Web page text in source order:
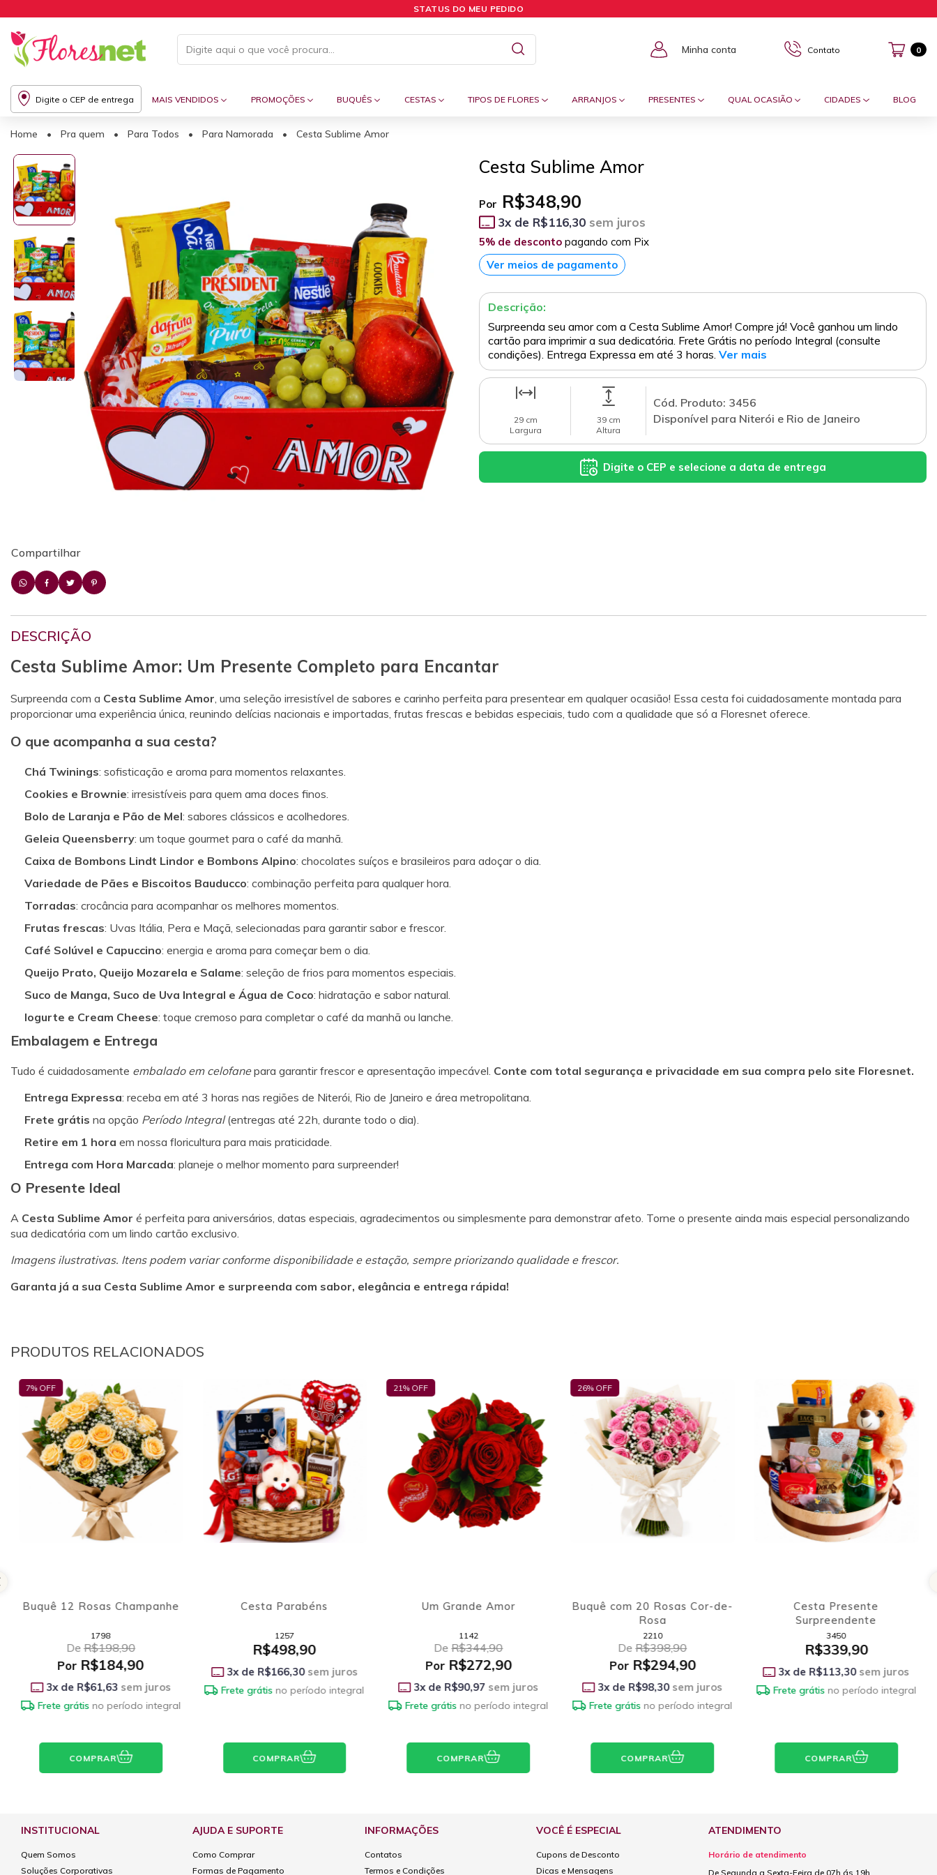
STATUS DO MEU PEDIDO
Minha conta Contato 0
Digite o CEP de entrega MAIS VENDIDOS PROMOÇÕES BUQUÊS CESTAS TIPOS DE FLORES ARRANJOS PRESENTES QUAL OCASIÃO CIDADES BLOG
Home • Pra quem • Para Todos • Para Namorada • Cesta Sublime Amor
Compartilhar
Cesta Sublime Amor
Por R$348,90
3x de R$116,30 sem juros
5% de desconto pagando com Pix
Ver meios de pagamento
Descrição:
Surpreenda seu amor com a Cesta Sublime Amor! Compre já! Você ganhou um lindo
cartão para imprimir a sua dedicatória. Frete Grátis no período Integral (consulte
condições). Entrega Expressa em até 3 horas. Ver mais
29 cm
Largura
39 cm
Altura
Cód. Produto: 3456
Disponível para Niterói e Rio de Janeiro
Digite o CEP e selecione a data de entrega
DESCRIÇÃO
Cesta Sublime Amor: Um Presente Completo para Encantar
Surpreenda com a Cesta Sublime Amor, uma seleção irresistível de sabores e carinho perfeita para presentear em qualquer ocasião! Essa cesta foi cuidadosamente montada para
proporcionar uma experiência única, reunindo delícias nacionais e importadas, frutas frescas e bebidas especiais, tudo com a qualidade que só a Floresnet oferece.
O que acompanha a sua cesta?
Chá Twinings: sofisticação e aroma para momentos relaxantes.
Cookies e Brownie: irresistíveis para quem ama doces finos.
Bolo de Laranja e Pão de Mel: sabores clássicos e acolhedores.
Geleia Queensberry: um toque gourmet para o café da manhã.
Caixa de Bombons Lindt Lindor e Bombons Alpino: chocolates suíços e brasileiros para adoçar o dia.
Variedade de Pães e Biscoitos Bauducco: combinação perfeita para qualquer hora.
Torradas: crocância para acompanhar os melhores momentos.
Frutas frescas: Uvas Itália, Pera e Maçã, selecionadas para garantir sabor e frescor.
Café Solúvel e Capuccino: energia e aroma para começar bem o dia.
Queijo Prato, Queijo Mozarela e Salame: seleção de frios para momentos especiais.
Suco de Manga, Suco de Uva Integral e Água de Coco: hidratação e sabor natural.
Iogurte e Cream Cheese: toque cremoso para completar o café da manhã ou lanche.
Embalagem e Entrega
Tudo é cuidadosamente embalado em celofanepara garantir frescor e apresentação impecável. Conte com total segurança e privacidade em sua compra pelo site Floresnet.
Entrega Expressa: receba em até 3 horas nas regiões de Niterói, Rio de Janeiro e área metropolitana.
Frete grátis na opção Período Integral(entregas até 22h, durante todo o dia).
Retire em 1 hora em nossa floricultura para mais praticidade.
Entrega com Hora Marcada: planeje o melhor momento para surpreender!
O Presente Ideal
A Cesta Sublime Amor é perfeita para aniversários, datas especiais, agradecimentos ou simplesmente para demonstrar afeto. Torne o presente ainda mais especial personalizando
sua dedicatória com um lindo cartão exclusivo.
Imagens ilustrativas. Itens podem variar conforme disponibilidade e estação, sempre priorizando qualidade e frescor.
Garanta já a sua Cesta Sublime Amor e surpreenda com sabor, elegância e entrega rápida!
PRODUTOS RELACIONADOS
Cesta Parabéns
1257
R$498,90
x de R$166,30sem juros
Frete grátis no período integral
COMPRAR
Um Grande Amor
1142
De R$344,90
PorR$272,90
3x de R$90,97sem juros
COMPRAR
26% OFF
Buquê com 20 Rosas Cor-de-
2210
De R$398,90
PorR$294,90
3x de R$98,30 sem juros
Frete grátis no período integral
COMPRAR
Cesta Presente
Surpreendente
3450
R$339,90
x de R$113,30sem juros
Frete grátis no período integral
COMPRAR
% OFF
Buquê em Gérberas e Urso
Apaixonado
2722
De R$298,90
PorR$224,90
3x de R$74,97sem juros
COMPRAR
INSTITUCIONAL
Quem Somos
Soluções Corporativas
AJUDA E SUPORTE
Como Comprar
Formas de Pagamento
INFORMAÇÕES
Contatos
Termos e Condições
VOCÊ É ESPECIAL
Cupons de Desconto
Dicas e Mensagens
ATENDIMENTO
Horário de atendimento
De Segunda a Sexta-Feira de 07h ás 19h